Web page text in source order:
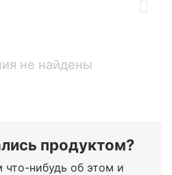
не найдены
продуктом?
что-нибудь об этом и